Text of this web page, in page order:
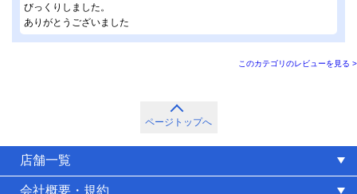
びっくりしました。
ありがとうございました
このカテゴリのレビューを見る >
ページトップへ
店舗一覧
会社概要・規約